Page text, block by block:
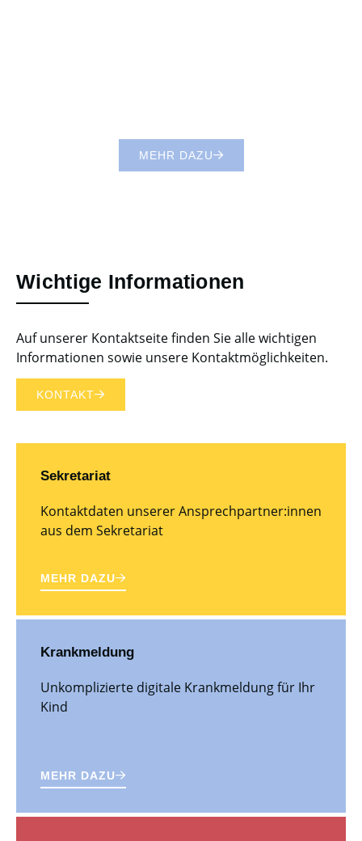
MEHR DAZU
Wichtige Informationen
Auf unserer Kontaktseite finden Sie alle wichtigen
Informationen sowie unsere Kontaktmöglichkeiten.
KONTAKT
Sekretariat
Kontaktdaten unserer Ansprechpartner:innen
aus dem Sekretariat
MEHR DAZU
Krankmeldung
Unkomplizierte digitale Krankmeldung für Ihr
Kind
MEHR DAZU